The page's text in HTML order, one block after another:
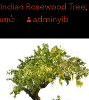
Indian Rosewood Tree,
மரம்
adminyib